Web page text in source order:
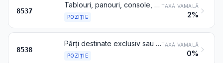
8537
Tablouri, panouri, console, pupitre, dulapuri și alte suporturi echipate cu mai multe aparate de la pozițiile 8535 sau 8536, pentru comanda sau distribuirea electricității, inclusiv cele care încorporează instrumente sau aparate de la capitolul 90, precum și aparatele cu comandă numerică, altele decât aparatele de comutare de la poziția 8517
POZIȚIE
TAXĂ VAMALĂ
2%
8538
Părți destinate exclusiv sau în principal aparatelor de la pozițiile 8535, 8536 sau 8537
POZIȚIE
TAXĂ VAMALĂ
0%